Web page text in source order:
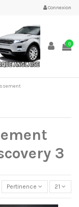
Connexion
0
3
Pertinence 21